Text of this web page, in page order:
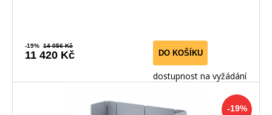
-19% 14 056 Kč
11 420 Kč DO KOŠÍKU
dostupnost na vyžádání
-19%